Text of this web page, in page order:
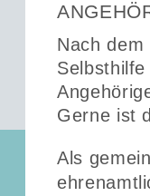
Nach
Selbsthilfe
Gerne ist
Als